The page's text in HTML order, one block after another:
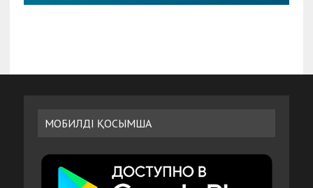
МОБИЛДІ ҚОСЫМША